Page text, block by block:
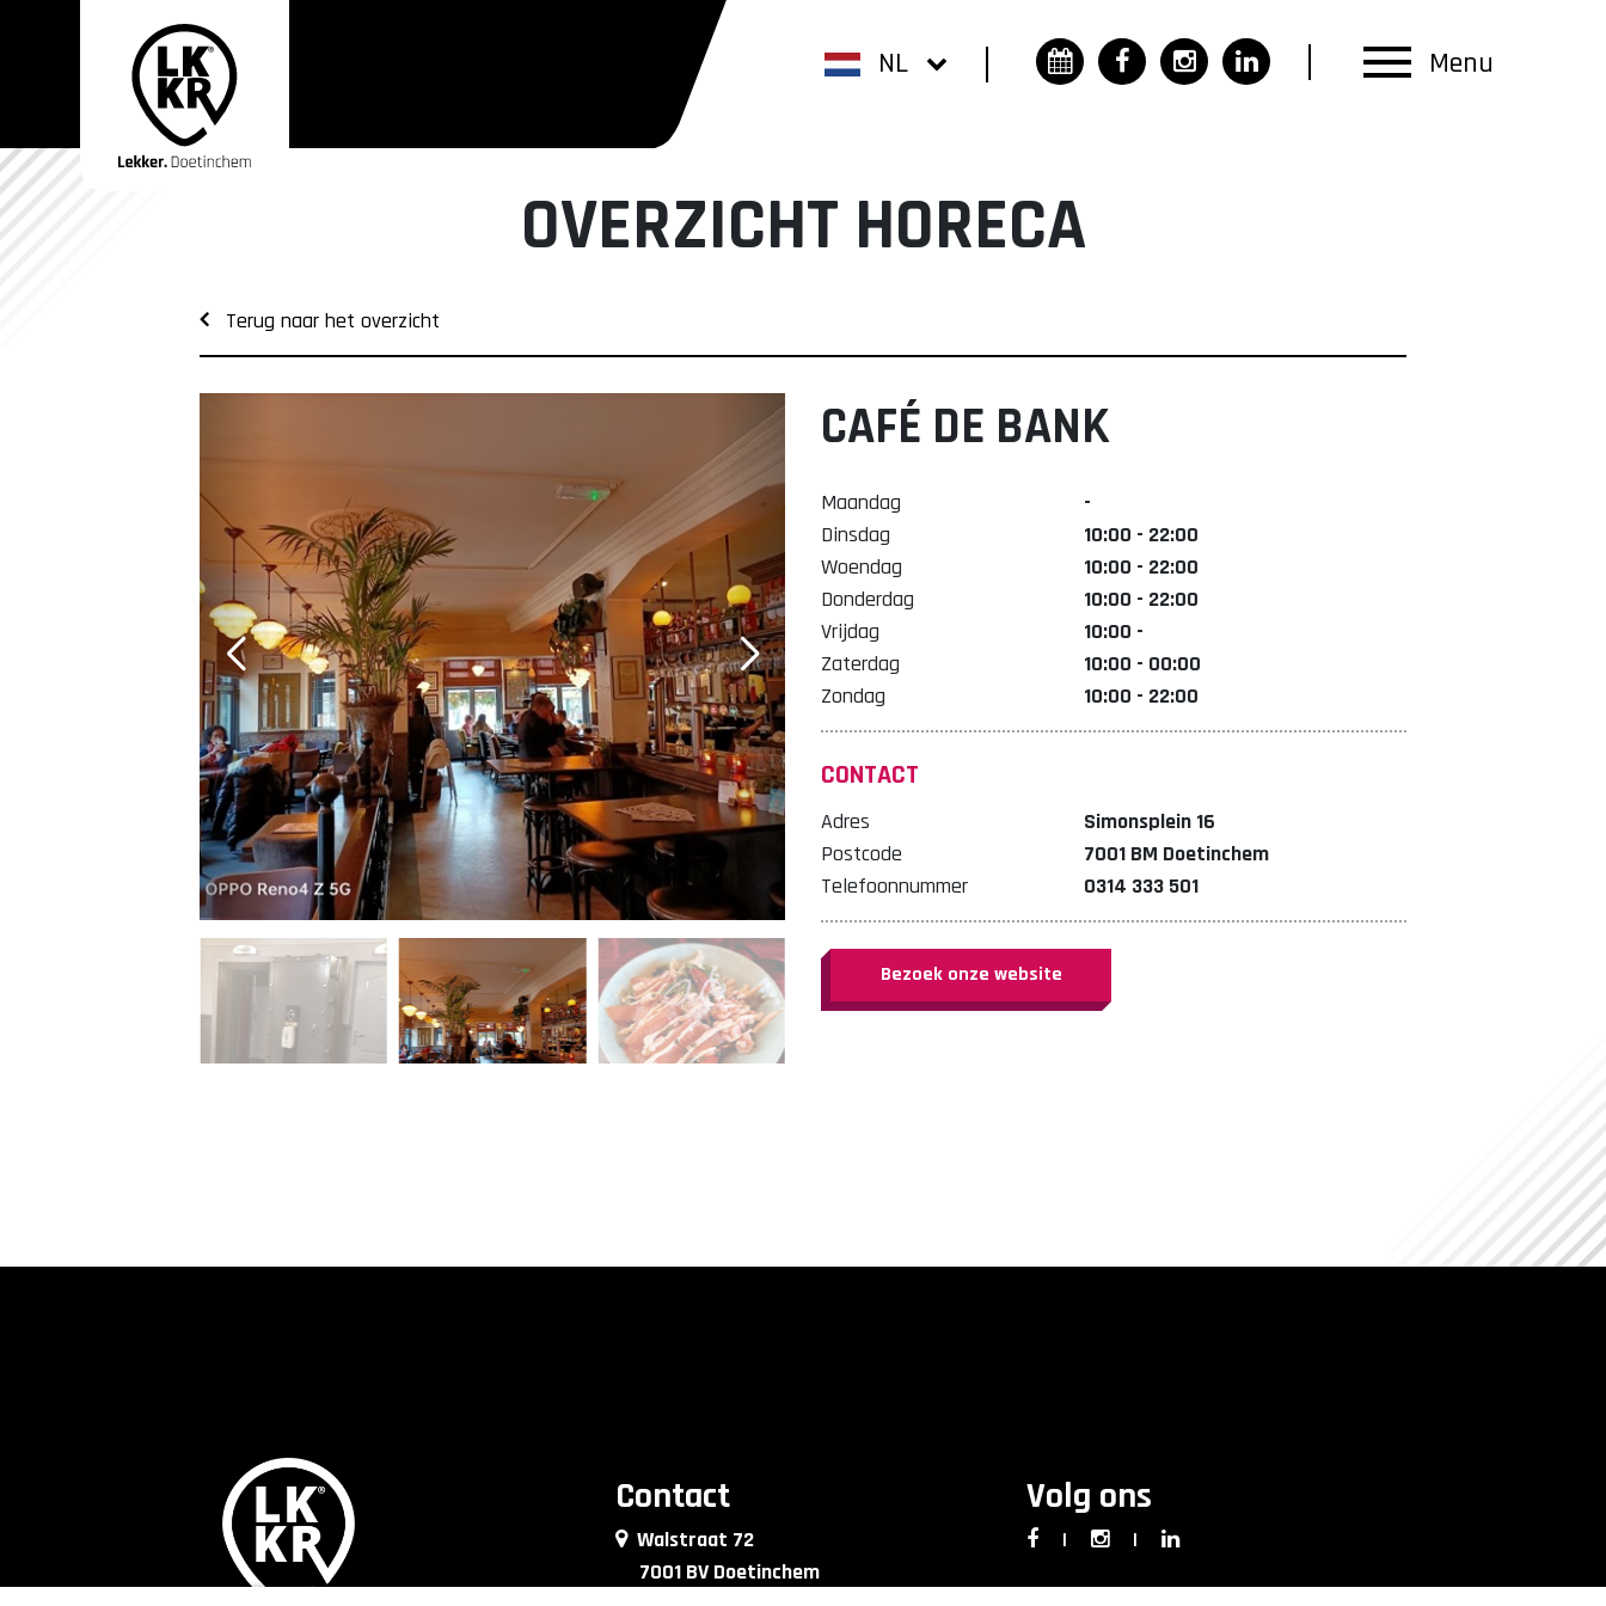
NL Menu
OVERZICHT HORECA
Terug naar het overzicht
CAFÉ DE BANK
Maandag
-
Dinsdag
10:00 - 22:00
Woendag
10:00 - 22:00
Donderdag
10:00 - 22:00
Vrijdag
10:00 -
Zaterdag
10:00 - 00:00
Zondag
10:00 - 22:00
CONTACT
Adres
Simonsplein 16
Postcode
7001 BM Doetinchem
Telefoonnummer
0314 333 501
Bezoek onze website
Contact
Walstraat 72
7001 BV Doetinchem
Volg ons
| |